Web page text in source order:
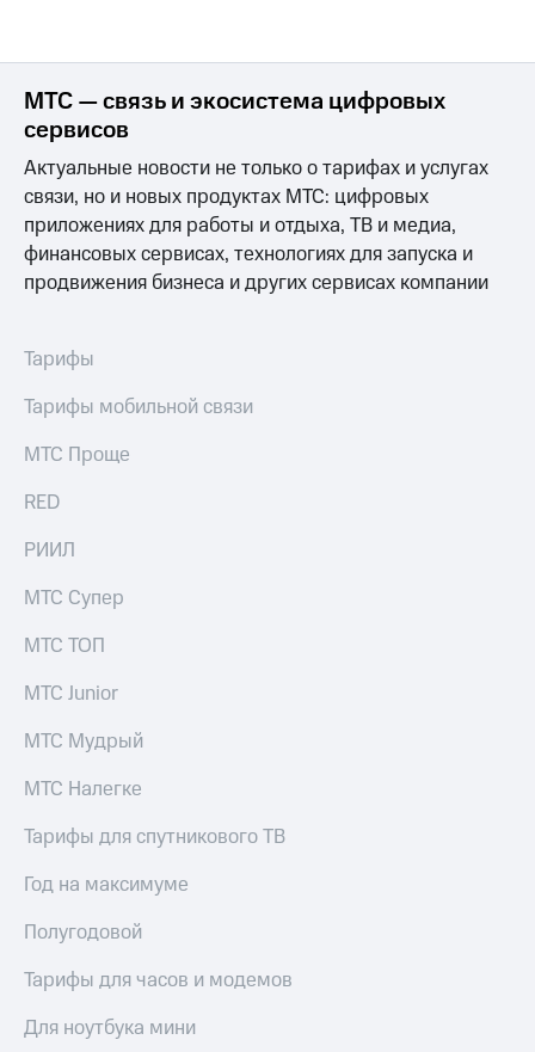
МТС — связь и экосистема цифровых
сервисов
Актуальные новости не только о тарифах и услугах
связи, но и новых продуктах МТС: цифровых
приложениях для работы и отдыха, ТВ и медиа,
финансовых сервисах, технологиях для запуска и
продвижения бизнеса и других сервисах компании
Тарифы
Тарифы мобильной связи
МТС Проще
RED
РИИЛ
МТС Супер
МТС ТОП
МТС Junior
МТС Мудрый
МТС Налегке
Тарифы для спутникового ТВ
Год на максимуме
Полугодовой
Тарифы для часов и модемов
Для ноутбука мини